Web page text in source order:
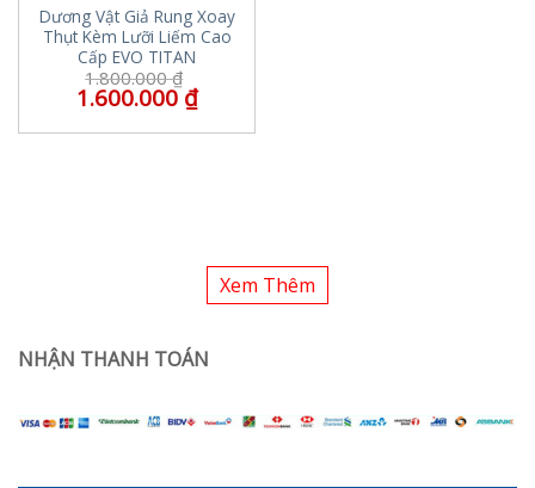
Dương Vật Giả Rung Xoay
Thụt Kèm Lưỡi Liếm Cao
Cấp EVO TITAN
1.800.000₫
1.600.000₫
Xem Thêm
NHẬN THANH TOÁN